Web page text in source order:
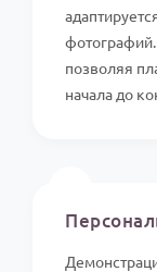
позволяя
начала до